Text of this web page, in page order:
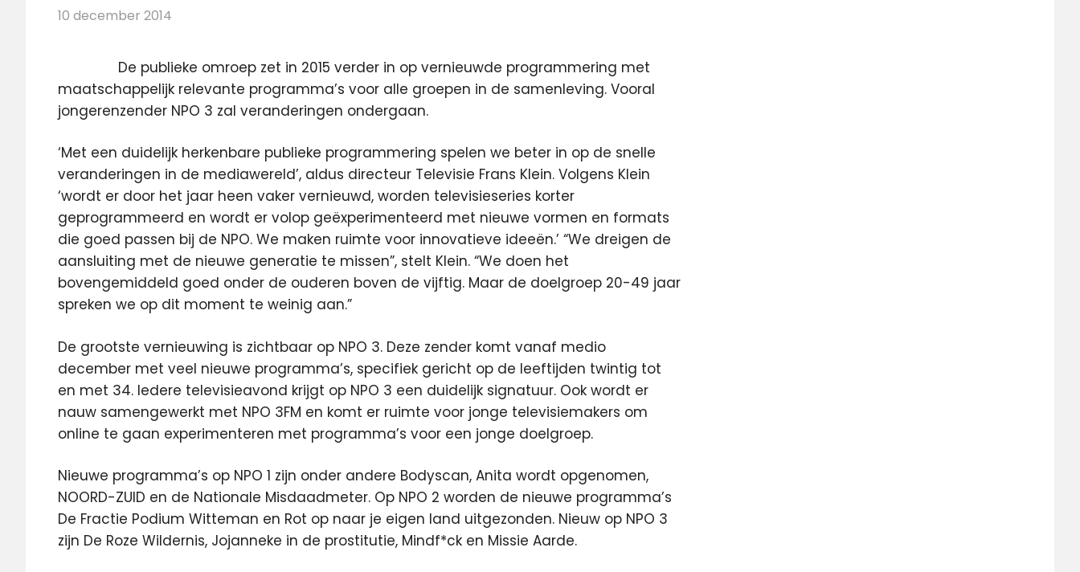
10 december 2014
De publieke omroep zet in 2015 verder in op vernieuwde programmering met
maatschappelijk relevante programma’s voor alle groepen in de samenleving. Vooral
jongerenzender NPO 3 zal veranderingen ondergaan.
‘Met een duidelijk herkenbare publieke programmering spelen we beter in op de snelle
veranderingen in de mediawereld’, aldus directeur Televisie Frans Klein. Volgens Klein
‘wordt er door het jaar heen vaker vernieuwd, worden televisieseries korter
geprogrammeerd en wordt er volop geëxperimenteerd met nieuwe vormen en formats
die goed passen bij de NPO. We maken ruimte voor innovatieve ideeën.’ “We dreigen de
aansluiting met de nieuwe generatie te missen”, stelt Klein. “We doen het
bovengemiddeld goed onder de ouderen boven de vijftig. Maar de doelgroep 20-49 jaar
spreken we op dit moment te weinig aan.”
De grootste vernieuwing is zichtbaar op NPO 3. Deze zender komt vanaf medio
december met veel nieuwe programma’s, specifiek gericht op de leeftijden twintig tot
en met 34. Iedere televisieavond krijgt op NPO 3 een duidelijk signatuur. Ook wordt er
nauw samengewerkt met NPO 3FM en komt er ruimte voor jonge televisiemakers om
online te gaan experimenteren met programma’s voor een jonge doelgroep.
Nieuwe programma’s op NPO 1 zijn onder andere Bodyscan, Anita wordt opgenomen,
NOORD-ZUID en de Nationale Misdaadmeter. Op NPO 2 worden de nieuwe programma’s
De Fractie Podium Witteman en Rot op naar je eigen land uitgezonden. Nieuw op NPO 3
zijn De Roze Wildernis, Jojanneke in de prostitutie, Mindf*ck en Missie Aarde.